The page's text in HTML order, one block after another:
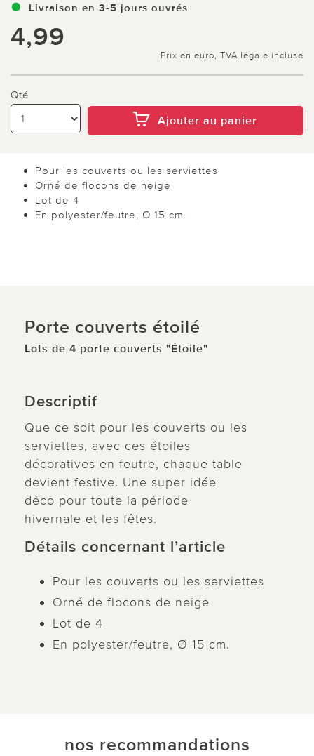
Livraison en 3-5 jours ouvrés
4,99
Prix en euro, TVA légale incluse
Qté
Ajouter au panier
Pour les couverts ou les serviettes
Orné de flocons de neige
Lot de 4
En polyester/feutre, Ø 15 cm.
Porte couverts étoilé
Lots de 4 porte couverts "Étoile"
Descriptif
Que ce soit pour les couverts ou les
serviettes, avec ces étoiles
décoratives en feutre, chaque table
devient festive. Une super idée
déco pour toute la période
hivernale et les fêtes.
Détails concernant l’article
Pour les couverts ou les serviettes
Orné de flocons de neige
Lot de 4
En polyester/feutre, Ø 15 cm.
nos recommandations